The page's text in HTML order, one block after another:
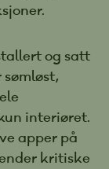
og satt
interiøret.
apper på
kritiske